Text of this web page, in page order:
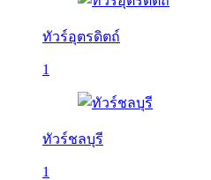
ทัวร์อุตรดิตถ์
1
ทัวร์ชลบุรี
1